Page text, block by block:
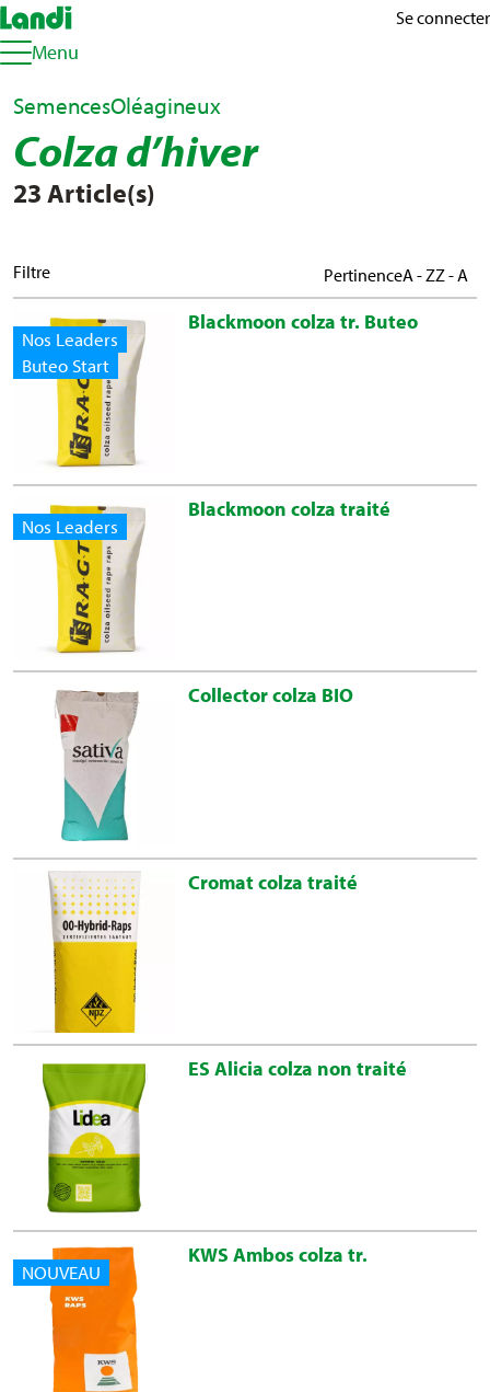
Se connecter
Menu
SemencesOléagineux
Colza d’hiver
23 Article(s)
Filtre PertinenceA - ZZ - A
Nos Leaders
Buteo Start
Blackmoon colza tr. Buteo
Nos Leaders
Blackmoon colza traité
Collector colza BIO
Cromat colza traité
ES Alicia colza non traité
NOUVEAU
KWS Ambos colza tr.